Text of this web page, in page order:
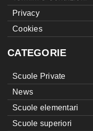
Privacy
Cookies
CATEGORIE
Scuole Private
News
Scuole elementari
Scuole superiori